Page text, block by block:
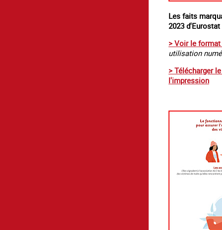
Les faits
2023 d'Eurostat
> Voir le format
utilisation
> Télécharger
l'impression